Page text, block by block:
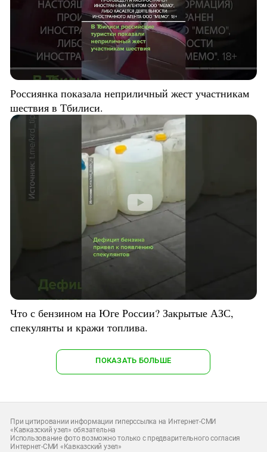
Россиянка показала неприличный жест участникам
шествия в Тбилиси.
Что с бензином на Юге России? Закрытые АЗС,
спекулянты и кражи топлива.
ПОКАЗАТЬ БОЛЬШЕ
При цитировании информации гиперссылка на Интернет-СМИ
«Кавказский узел» обязательна
Использование фото возможно только с предварительного согласия
Интернет-СМИ «Кавказский узел»